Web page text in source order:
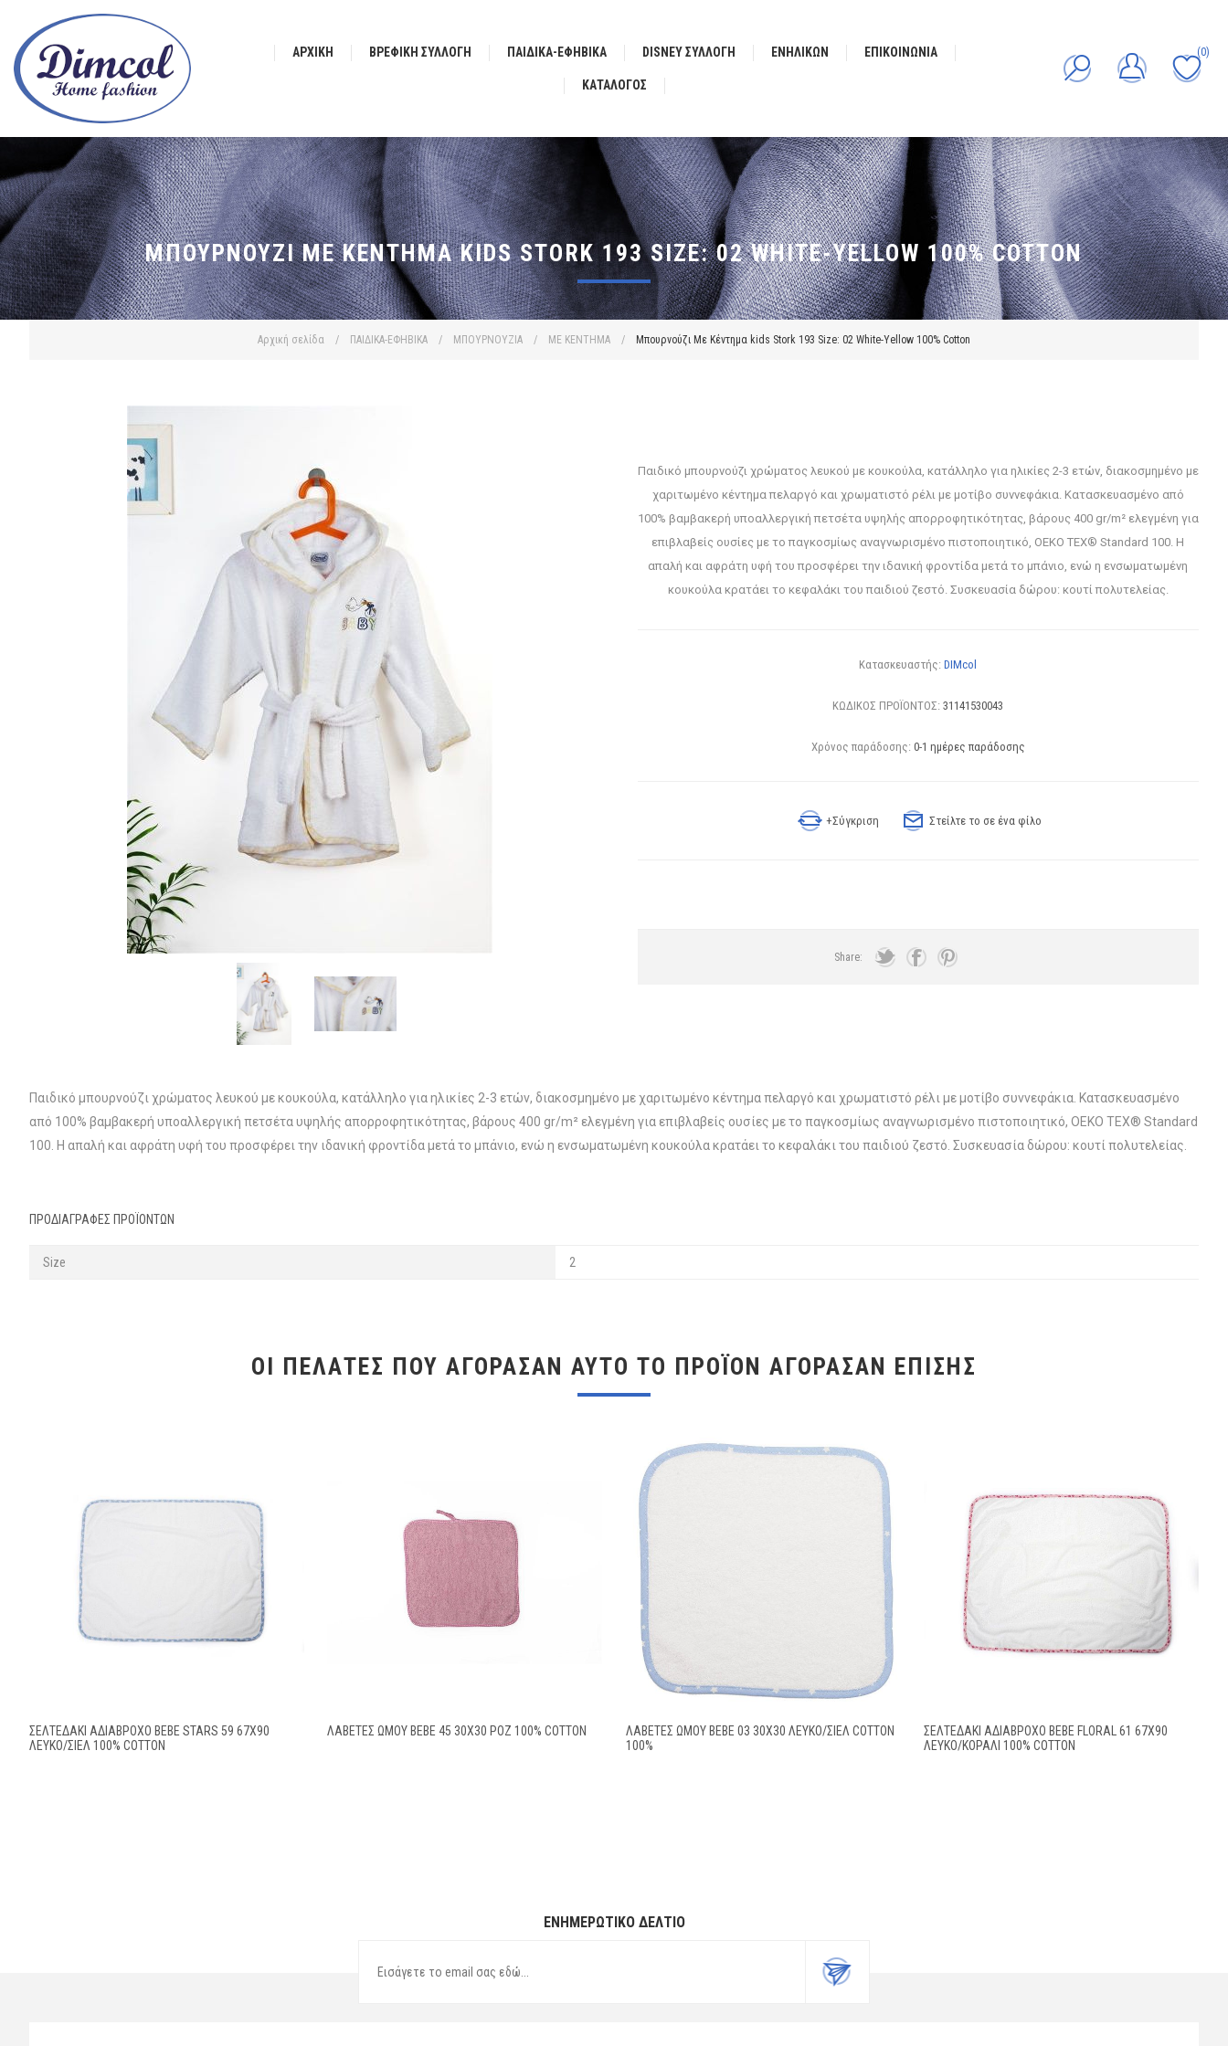
ΑΡΧΙΚΉ ΒΡΕΦΙΚΗ ΣΥΛΛΟΓΗ ΠΑΙΔΙΚΑ-ΕΦΗΒΙΚΑ DISNEY ΣΥΛΛΟΓΗ ΕΝΗΛΙΚΩΝ ΕΠΙΚΟΙΝΩΝΊΑ
ΚΑΤΆΛΟΓΟΣ
(0)
Αρχική σελίδα / ΠΑΙΔΙΚΑ-ΕΦΗΒΙΚΑ / ΜΠΟΥΡΝΟΥΖΙΑ / ΜΕ ΚΕΝΤΗΜΑ / Μπουρνούζι Με Κέντημα kids Stork 193 Size: 02 White-Yellow 100% Cotton
ΜΠΟΥΡΝΟΎΖΙ ΜΕ ΚΈΝΤΗΜΑ KIDS STORK 193 SIZE: 02 WHITE-YELLOW 100% COTTON
Παιδικό μπουρνούζι χρώματος λευκού με κουκούλα, κατάλληλο για ηλικίες 2-3 ετών, διακοσμημένο με
χαριτωμένο κέντημα πελαργό και χρωματιστό ρέλι με μοτίβο συννεφάκια. Κατασκευασμένο από
100% βαμβακερή υποαλλεργική πετσέτα υψηλής απορροφητικότητας, βάρους 400 gr/m² ελεγμένη για
επιβλαβείς ουσίες με το παγκοσμίως αναγνωρισμένο πιστοποιητικό, OEKO TEX® Standard 100. Η
απαλή και αφράτη υφή του προσφέρει την ιδανική φροντίδα μετά το μπάνιο, ενώ η ενσωματωμένη
κουκούλα κρατάει το κεφαλάκι του παιδιού ζεστό. Συσκευασία δώρου: κουτί πολυτελείας.
Κατασκευαστής: DIMcol
ΚΩΔΙΚΟΣ ΠΡΟΪΟΝΤΟΣ: 31141530043
Χρόνος παράδοσης: 0-1 ημέρες παράδοσης
+Σύγκριση Στείλτε το σε ένα φίλο
Share:
Παιδικό μπουρνούζι χρώματος λευκού με κουκούλα, κατάλληλο για ηλικίες 2-3 ετών, διακοσμημένο με χαριτωμένο κέντημα πελαργό και χρωματιστό ρέλι με μοτίβο συννεφάκια. Κατασκευασμένο
από 100% βαμβακερή υποαλλεργική πετσέτα υψηλής απορροφητικότητας, βάρους 400 gr/m² ελεγμένη για επιβλαβείς ουσίες με το παγκοσμίως αναγνωρισμένο πιστοποιητικό, OEKO TEX® Standard
100. Η απαλή και αφράτη υφή του προσφέρει την ιδανική φροντίδα μετά το μπάνιο, ενώ η ενσωματωμένη κουκούλα κρατάει το κεφαλάκι του παιδιού ζεστό. Συσκευασία δώρου: κουτί πολυτελείας.
ΠΡΟΔΙΑΓΡΑΦΈΣ ΠΡΟΪΌΝΤΩΝ
Size 2
ΟΙ ΠΕΛΆΤΕΣ ΠΟΥ ΑΓΌΡΑΣΑΝ ΑΥΤΌ ΤΟ ΠΡΟΪΌΝ ΑΓΌΡΑΣΑΝ ΕΠΊΣΗΣ
ΣΕΛΤΕΔΆΚΙ ΑΔΙΆΒΡΟΧΟ BEBE STARS 59 67X90
ΛΕΥΚΌ/ΣΙΕΛ 100% COTTON
ΛΑΒΕΤΕΣ ΩΜΟΥ BEBE 45 30X30 ΡΟΖ 100% COTTON
ΛΑΒΕΤΕΣ ΩΜΟΥ BEBE 03 30Χ30 ΛΕΥΚΟ/ΣΙΕΛ COTTON
100%
ΣΕΛΤΕΔΆΚΙ ΑΔΙΆΒΡΟΧΟ BEBE FLORAL 61 67X90
ΛΕΥΚΌ/ΚΟΡΑΛΊ 100% COTTON
ΕΝΗΜΕΡΩΤΙΚΌ ΔΕΛΤΊΟ